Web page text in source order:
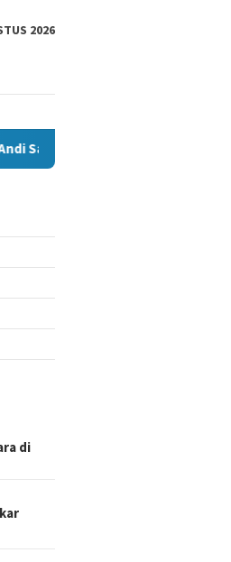
2026
Golkar Samarinda, Fokus
di